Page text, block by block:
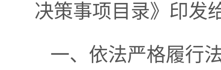
决策事项目录》印发
一、依法严格履行